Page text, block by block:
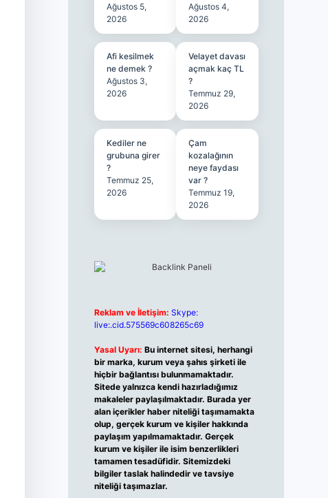
Ağustos 5,
2026
Ağustos 4,
2026
Afi kesilmek
ne demek ?
Ağustos 3,
2026
Velayet davası
açmak kaç TL
?
Temmuz 29,
2026
Kediler ne
grubuna girer
?
Temmuz 25,
2026
Çam
kozalağının
neye faydası
var ?
Temmuz 19,
2026
Reklam ve İletişim: Skype:
live:.cid.575569c608265c69
Yasal Uyarı: Bu internet sitesi, herhangi
bir marka, kurum veya şahıs şirketi ile
hiçbir bağlantısı bulunmamaktadır.
Sitede yalnızca kendi hazırladığımız
makaleler paylaşılmaktadır. Burada yer
alan içerikler haber niteliği taşımamakta
olup, gerçek kurum ve kişiler hakkında
paylaşım yapılmamaktadır. Gerçek
kurum ve kişiler ile isim benzerlikleri
tamamen tesadüfidir. Sitemizdeki
bilgiler taslak halindedir ve tavsiye
niteliği taşımazlar.